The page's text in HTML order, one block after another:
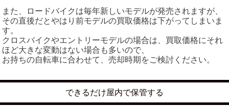
また、ロードバイクは毎年新しいモデルが発売されますが、
その直後だとやはり前モデルの買取価格は下がってしまいま
す。
クロスバイクやエントリーモデルの場合は、買取価格にそれ
ほど大きな変動はない場合も多いので、
お持ちの自転車に合わせて、売却時期をご検討ください。
できるだけ屋内で保管する